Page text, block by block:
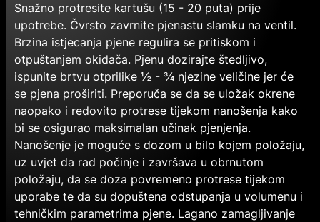
Snažno protresite kartušu (15 - 20 puta) prije
upotrebe. Čvrsto zavrnite pjenastu slamku na ventil.
Brzina istjecanja pjene regulira se pritiskom i
otpuštanjem okidača. Pjenu dozirajte štedljivo,
ispunite brtvu otprilike ½ - ¾ njezine veličine jer će
se pjena proširiti. Preporuča se da se uložak okrene
naopako i redovito protrese tijekom nanošenja kako
bi se osigurao maksimalan učinak pjenjenja.
Nanošenje je moguće s dozom u bilo kojem položaju,
uz uvjet da rad počinje i završava u obrnutom
položaju, da se doza povremeno protrese tijekom
uporabe te da su dopuštena odstupanja u volumenu i
tehničkim parametrima pjene. Lagano zamagljivanje